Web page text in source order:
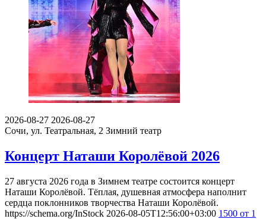
2026-08-27 2026-08-27
Сочи, ул. Театральная, 2 Зимний театр
Концерт Наташи Королёвой 2026
27 августа 2026 года в Зимнем театре состоится концерт
Наташи Королёвой. Тёплая, душевная атмосфера наполнит
сердца поклонников творчества Наташи Королёвой.
https://schema.org/InStock 2026-08-05T12:56:00+03:00 1500 от 1